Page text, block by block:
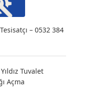
– 0532 384
Tuvalet
Açma